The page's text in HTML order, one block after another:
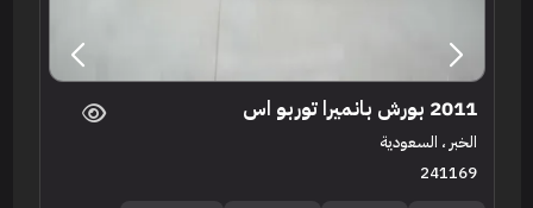
2011 بورش بانميرا توربو اس
الخبر ، السعودية
241169